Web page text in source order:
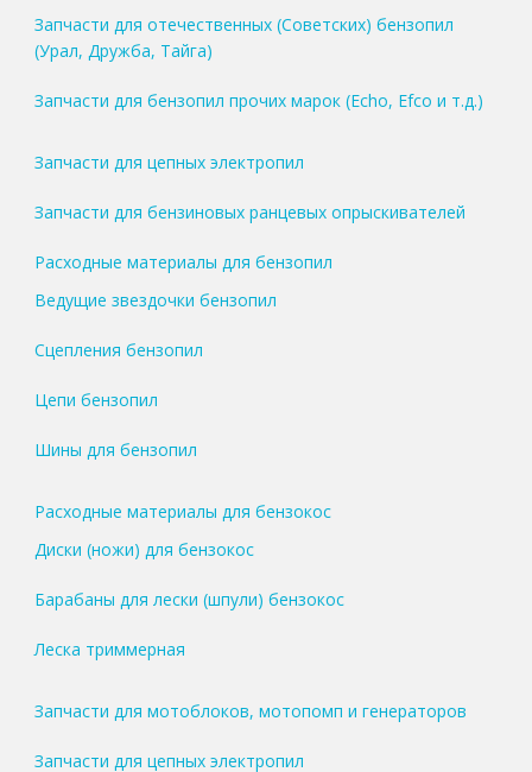
Запчасти для отечественных (Советских) бензопил
(Урал, Дружба, Тайга)
Запчасти для бензопил прочих марок (Echo, Efco и т.д.)
Запчасти для цепных электропил
Запчасти для бензиновых ранцевых опрыскивателей
Расходные материалы для бензопил
Ведущие звездочки бензопил
Сцепления бензопил
Цепи бензопил
Шины для бензопил
Расходные материалы для бензокос
Диски (ножи) для бензокос
Барабаны для лески (шпули) бензокос
Леска триммерная
Запчасти для мотоблоков, мотопомп и генераторов
Запчасти для цепных электропил